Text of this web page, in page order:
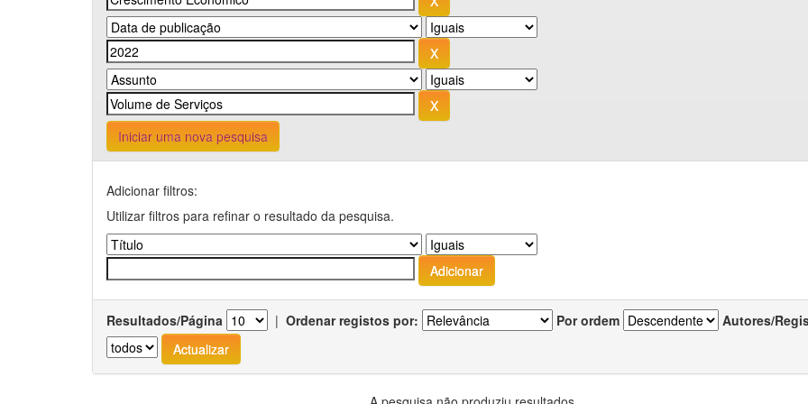
Iniciar uma nova pesquisa
Adicionar filtros:
Utilizar filtros para refinar o resultado da pesquisa.
Resultados/Página | Ordenar registos por: Por ordem Autores/